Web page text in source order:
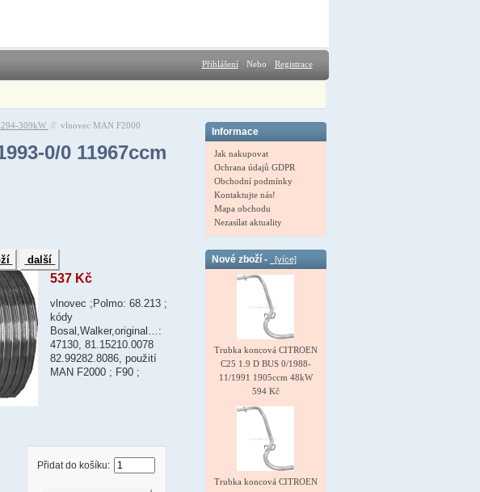
Přihlášení Nebo Registrace
309kW // vlnovec MAN F2000
0/0 11967ccm
další
537 Kč
vlnovec ;Polmo: 68.213 ;
kódy
Bosal,Walker,original…:
47130, 81.15210.0078
82.99282.8086, použití
MAN F2000 ; F90 ;
Přidat do košíku:
Informace
Jak nakupovat
Ochrana údajů GDPR
Obchodní podmínky
Kontaktujte nás!
Mapa obchodu
Nezasílat aktuality
Nové zboží - [více]
Trubka koncová CITROEN
C25 1.9 D BUS 0/1988-
11/1991 1905ccm 48kW
594 Kč
Trubka koncová CITROEN